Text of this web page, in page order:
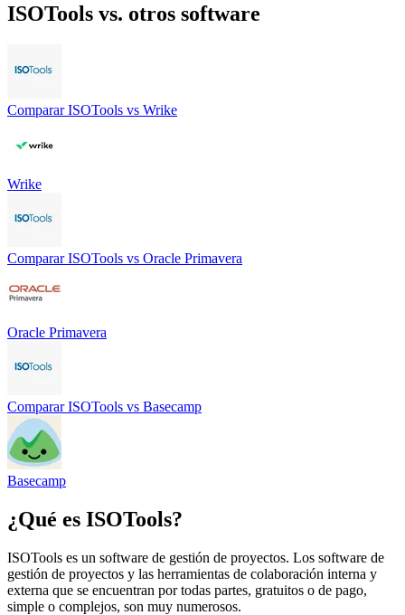
ISOTools vs. otros software
Comparar ISOTools vs Wrike
Wrike
Comparar ISOTools vs Oracle Primavera
Oracle Primavera
Comparar ISOTools vs Basecamp
Basecamp
¿Qué es ISOTools?
ISOTools es un software de gestión de proyectos. Los software de
gestión de proyectos y las herramientas de colaboración interna y
externa que se encuentran por todas partes, gratuitos o de pago,
simple o complejos, son muy numerosos.